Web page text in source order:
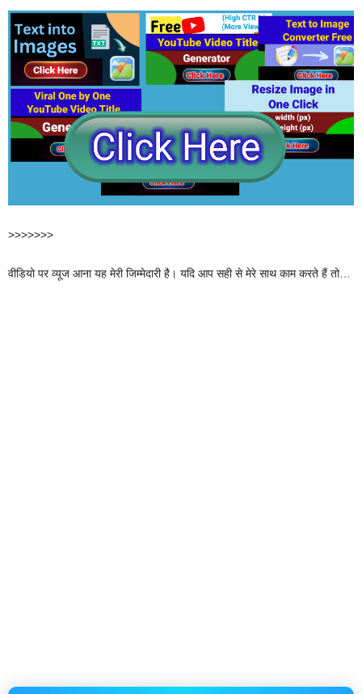
>>>>>>>
वीडियो पर व्यूज आना यह मेरी जिम्मेदारी है। यदि आप सही से मेरे साथ काम करते हैं तो…